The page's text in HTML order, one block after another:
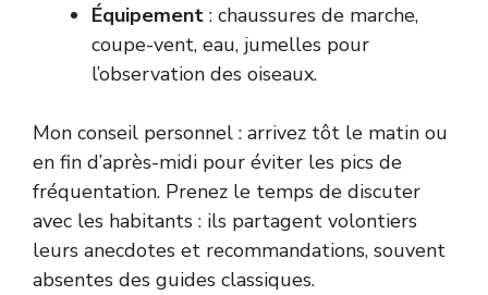
Équipement : chaussures de marche,
coupe-vent, eau, jumelles pour
l’observation des oiseaux.
Mon conseil personnel : arrivez tôt le matin ou
en fin d’après-midi pour éviter les pics de
fréquentation. Prenez le temps de discuter
avec les habitants : ils partagent volontiers
leurs anecdotes et recommandations, souvent
absentes des guides classiques.